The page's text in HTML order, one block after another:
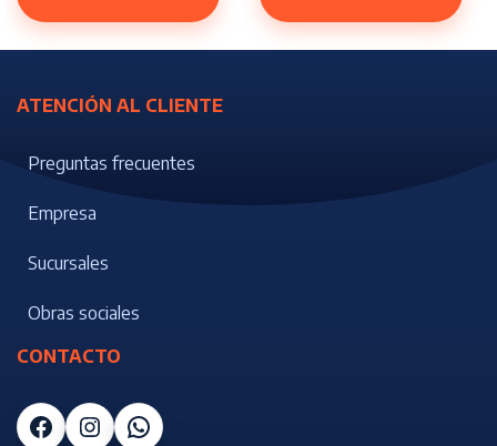
ATENCIÓN AL CLIENTE
Preguntas frecuentes
Empresa
Sucursales
Obras sociales
CONTACTO
Facebook
Instagram
WhatsApp